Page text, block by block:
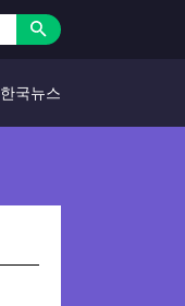
한국뉴스